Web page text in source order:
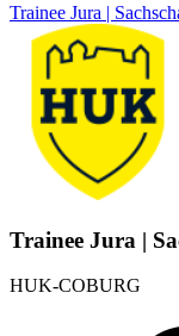
Trainee Jura |
Trainee Jura |
HUK-COBURG